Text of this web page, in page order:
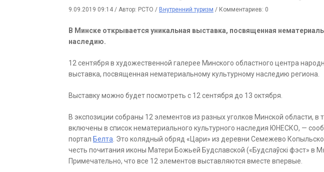
9.09.2019 09:14 / Автор: РСТО / Внутренний туризм / Комментариев: 0
В Минске открывается уникальная выставка, посвященная
наследию.
12 сентября в художественной галерее Минского областного центра
выставка, посвященная нематериальному культурному наследию региона.
Выставку можно будет посмотреть с 12 сентября до 13 октября.
В экспозиции собраны 12 элементов из разных уголков Минской области, в
включены в список нематериального культурного наследия ЮНЕСКО, —
портал Белта . Это колядный обряд «Цари» из деревни Семежево
честь почитания иконы Матери Божьей Будславской («Будслаўскі фэст» в
Примечательно, что все 12 элементов выставляются вместе впервые.